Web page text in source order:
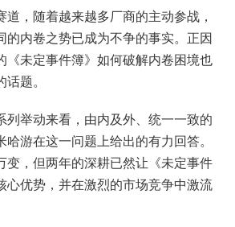
道，随着越来越多厂商的主动参战，
的内卷之势已成为不争的事实。正因
《未定事件簿》如何破解内卷困境也
题。
列举动来看，由内及外、统一一致的
游在这一问题上给出的有力回答。
变，但两年的深耕已然让《未定事件
心优势，并在激烈的市场竞争中激流